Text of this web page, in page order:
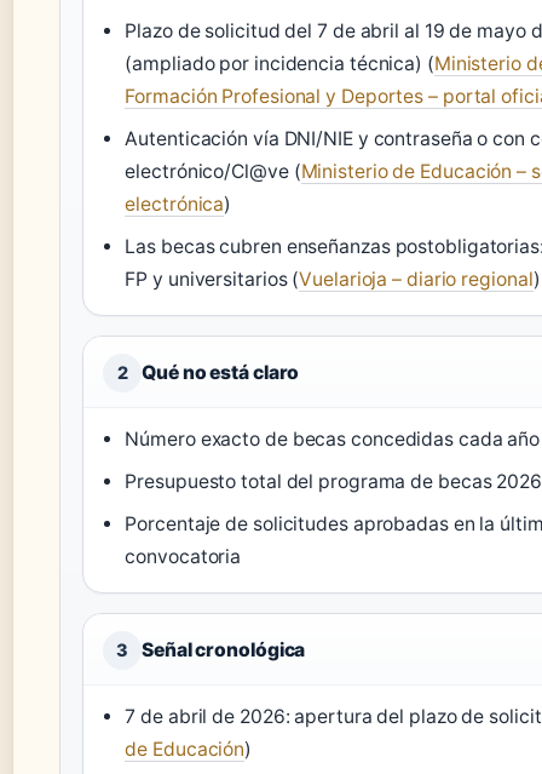
Plazo de solicitud del 7 de abril al 19 de mayo
(ampliado por incidencia técnica) (Ministerio
Formación Profesional y Deportes – portal
Autenticación vía DNI/NIE y contraseña o con
electrónico/Cl@ve (Ministerio de Educación –
electrónica)
Las becas cubren enseñanzas
FP y universitarios (Vuelarioja – diario regional)
2 Qué no está claro
Número exacto de becas concedidas cada año
Presupuesto total del programa de becas
Porcentaje de solicitudes aprobadas en la
convocatoria
3 Señal cronológica
7 de abril de 2026: apertura del plazo de
de Educación)